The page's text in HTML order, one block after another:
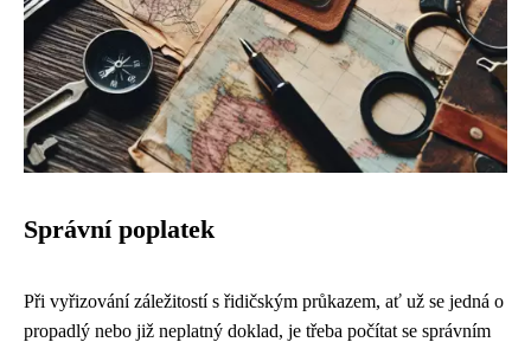
Správní poplatek
Při vyřizování záležitostí s řidičským průkazem, ať už se jedná o
propadlý nebo již neplatný doklad, je třeba počítat se správním